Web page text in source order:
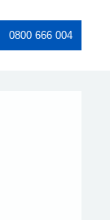
0800 666 004